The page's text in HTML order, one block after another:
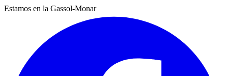
Estamos en la Gassol-Monar